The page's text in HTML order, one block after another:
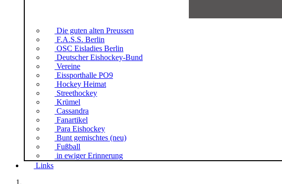
Die guten alten Preussen
F.A.S.S. Berlin
OSC Eisladies Berlin
Deutscher Eishockey-Bund
Vereine
Eissporthalle PO9
Hockey Heimat
Streethockey
Krümel
Cassandra
Fanartikel
Para Eishockey
Bunt gemischtes (neu)
Fußball
in ewiger Erinnerung
Links